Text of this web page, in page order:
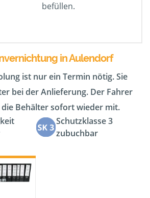
befüllen.
in Aulendorf
ist nur ein Termin nötig. Sie
bei der Anlieferung. Der Fahrer
Behälter sofort wieder mit.
Schutzklasse 3
zubuchbar